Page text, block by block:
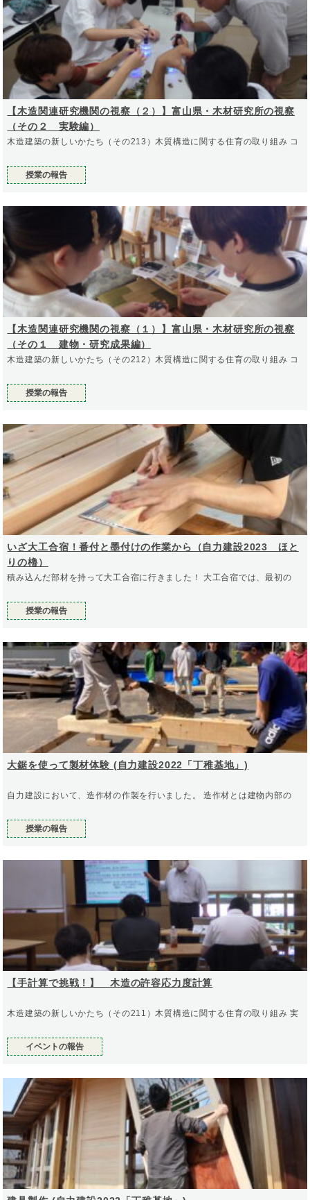
【木造関連研究機関の視察（２）】富山県・木材研究所の視察
（その２ 実験編）
木造建築の新しいかたち（その213）木質構造に関する住育の取り組み コ
授業の報告
【木造関連研究機関の視察（１）】富山県・木材研究所の視察
（その１ 建物・研究成果編）
木造建築の新しいかたち（その212）木質構造に関する住育の取り組み コ
授業の報告
いざ大工合宿！番付と墨付けの作業から（自力建設2023 ほと
りの櫓）
積み込んだ部材を持って大工合宿に行きました！ 大工合宿では、最初の
授業の報告
大鋸を使って製材体験 (自力建設2022「丁稚基地」)
自力建設において、造作材の作製を行いました。 造作材とは建物内部の
授業の報告
【手計算で挑戦！】 木造の許容応力度計算
木造建築の新しいかたち（その211）木質構造に関する住育の取り組み 実
イベントの報告